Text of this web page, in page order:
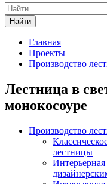
Найти
Главная
Проекты
Производство
Лестница в
монокосоуре
Производство
лестницы